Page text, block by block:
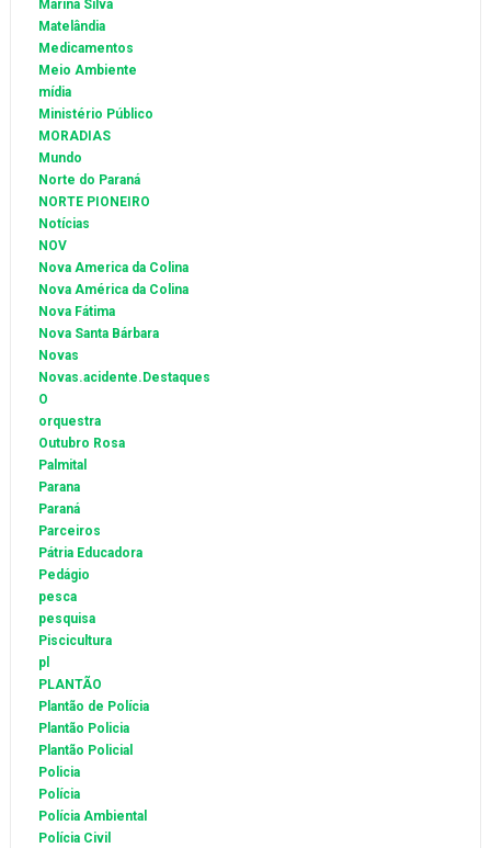
Marina Silva
Matelândia
Medicamentos
Meio Ambiente
mídia
Ministério Público
MORADIAS
Mundo
Norte do Paraná
NORTE PIONEIRO
Notícias
NOV
Nova America da Colina
Nova América da Colina
Nova Fátima
Nova Santa Bárbara
Novas
Novas.acidente.Destaques
O
orquestra
Outubro Rosa
Palmital
Parana
Paraná
Parceiros
Pátria Educadora
Pedágio
pesca
pesquisa
Piscicultura
pl
PLANTÃO
Plantão de Polícia
Plantão Policia
Plantão Policial
Policia
Polícia
Polícia Ambiental
Polícia Civil